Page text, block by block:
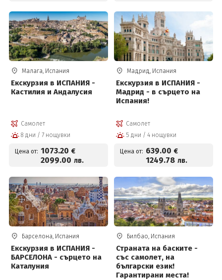
Малага, Испания
Екскурзия в ИСПАНИЯ -
Кастилия и Андалусия
Самолет
8 дни / 7 нощувки
Цена от: 1073.20 €
2099.00 лв.
Мадрид, Испания
Екскурзия в ИСПАНИЯ -
Мадрид - в сърцето на
Испания!
Самолет
5 дни / 4 нощувки
Цена от: 639.00 €
1249.78 лв.
Барселона, Испания
Екскурзия в ИСПАНИЯ -
БАРСЕЛОНА - сърцето на
Каталуния
Билбао, Испания
Страната на баските -
със самолет, на
български език!
Гарантирани места!